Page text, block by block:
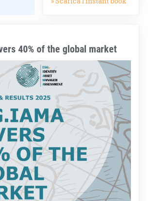
40% of the global market